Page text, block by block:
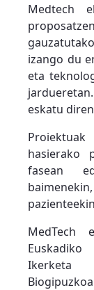
Medtech
izango du
eta
eskatu
hasierako
fasean
MedTech
Ikerketa